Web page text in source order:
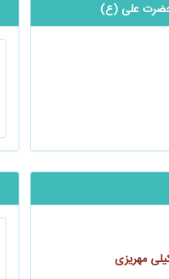
حضرت علی (ع)
مهریزی